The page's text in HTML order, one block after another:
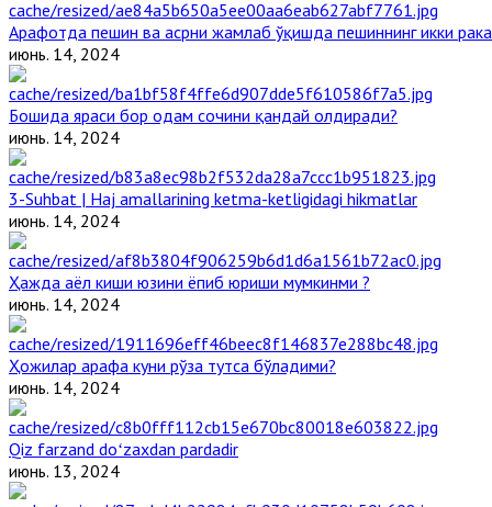
Арафотда пешин ва асрни жамлаб ўқишда пешиннинг икки
июнь. 14, 2024
Бошида яраси бор одам сочини қандай олдиради?
июнь. 14, 2024
3-Suhbat | Haj amallarining ketma-ketligidagi hikmatlar
июнь. 14, 2024
Ҳажда аёл киши юзини ёпиб юриши мумкинми ?
июнь. 14, 2024
Ҳожилар арафа куни рўза тутса бўладими?
июнь. 14, 2024
Qiz farzand doʻzaxdan pardadir
июнь. 13, 2024